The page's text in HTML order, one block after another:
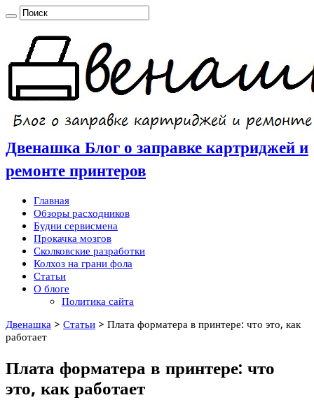
Двенашка Блог о заправке картриджей и
ремонте принтеров
Главная
Обзоры расходников
Будни сервисмена
Прокачка мозгов
Сколковские разработки
Колхоз на грани фола
Статьи
О блоге
Политика сайта
Двенашка > Статьи > Плата форматера в принтере: что это, как
работает
Плата форматера в принтере: что
это, как работает